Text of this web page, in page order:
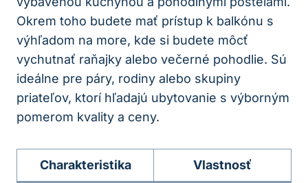
Okrem toho budete mať prístup k balkónu s
výhľadom na more, kde si budete môcť
vychutnať raňajky alebo večerné pohodlie. Sú
ideálne pre páry, rodiny alebo skupiny
priateľov, ktorí hľadajú ubytovanie s výborným
pomerom kvality a ceny.
Charakteristika Vlastnosť